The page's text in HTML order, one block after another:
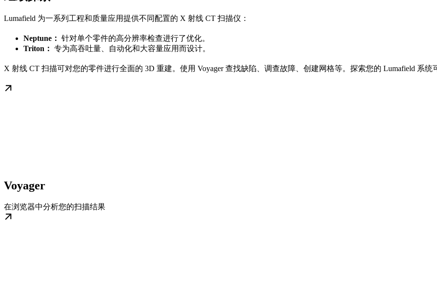
Lumafield 为一系列工程和质量应用提供不同配置的 X 射线 CT 扫描仪：
Neptune： 针对单个零件的高分辨率检查进行了优化。
Triton： 专为高吞吐量、自动化和大容量应用而设计。
X 射线 CT 扫描可对您的零件进行全面的 3D 重建。使用 Voyager 查找缺陷、调查故障、创建网格等。探索您的 Lumafield 系统
Voyager
在浏览器中分析您的扫描结果